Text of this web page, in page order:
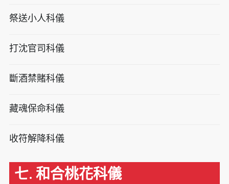
祭送小人科儀
打沈官司科儀
斷酒禁賭科儀
藏魂保命科儀
收符解降科儀
七. 和合桃花科儀